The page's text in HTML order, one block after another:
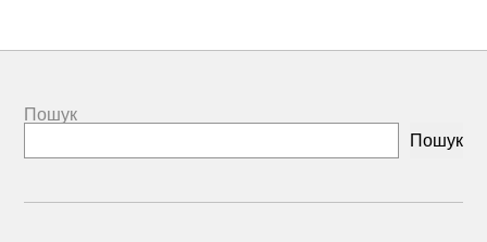
Пошук
Пошук